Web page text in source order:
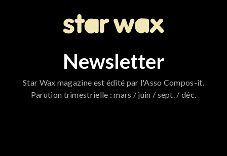
Newsletter
Star Wax magazine est édité par l'Asso Compos-it.
Parution trimestrielle : mars / juin / sept. / déc.